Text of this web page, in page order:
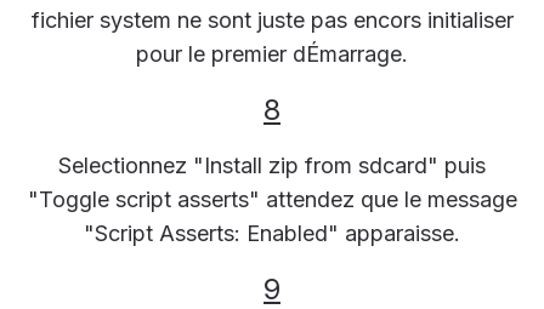
fichier system ne sont juste pas encors initialiser
pour le premier dÉmarrage.
8
Selectionnez "Install zip from sdcard" puis
"Toggle script asserts" attendez que le message
"Script Asserts: Enabled" apparaisse.
9